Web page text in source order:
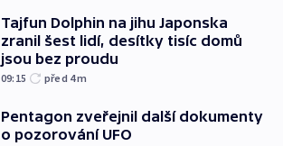
Tajfun Dolphin na jihu Japonska
zranil šest lidí, desítky tisíc domů
jsou bez proudu
09:15 před 4m
Pentagon zveřejnil další dokumenty
o pozorování UFO